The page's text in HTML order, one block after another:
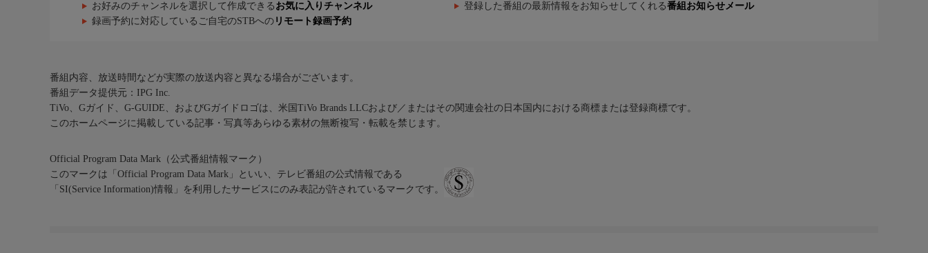
お好みのチャンネルを選択して作成できる お気に入りチャンネル 登録した番組の最新情報をお知らせしてくれる番組お知らせメール
録画予約に対応しているご自宅のSTBへの リモート録画予約
番組内容、放送時間などが実際の放送内容と異なる場合がございます。
番組データ提供元：IPG Inc.
TiVo、Gガイド、G-GUIDE、およびGガイドロゴは、米国TiVo Brands LLCおよび／またはその関連会社の日本国内における商標または登録商標です。
このホームページに掲載している記事・写真等あらゆる素材の無断複写・転載を禁じます。
Official Program Data Mark（公式番組情報マーク）
このマークは「Official Program Data Mark」といい、テレビ番組の公式情報である
「SI(Service Information)情報」を利用したサービスにのみ表記が許されているマークです。